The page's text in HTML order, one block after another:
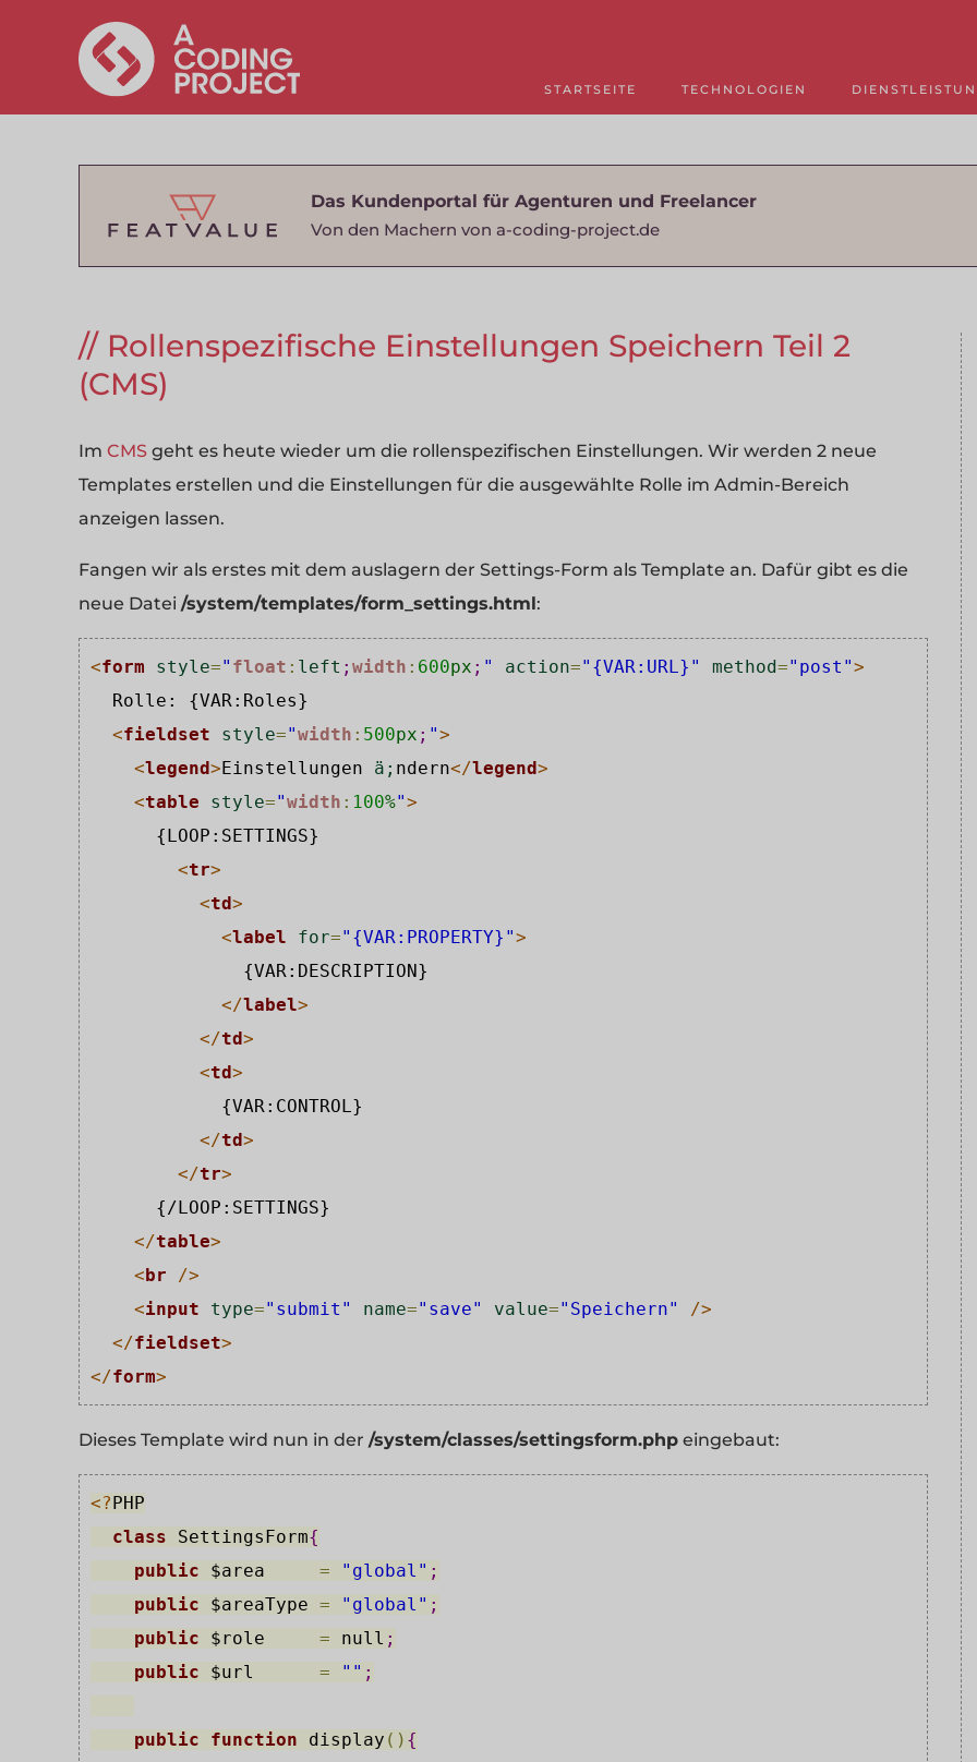
STARTSEITE TECHNOLOGIEN
Das Kundenportal für Agenturen und Freelancer
Von den Machern von a-coding-project.de
Rollenspezifische Einstellungen Speichern Teil 2
(CMS)
Im CMS geht es heute wieder um die rollenspezifischen Einstellungen. Wir werden 2 neue
Templates erstellen und die Einstellungen für die ausgewählte Rolle im Admin-Bereich
anzeigen lassen.
Fangen wir als erstes mit dem auslagern der Settings-Form als Template an. Dafür gibt es die
neue Datei /system/templates/form_settings.html:
<form style=" float : left ; width : 600px ; " action="{VAR:URL}" method="post">
  Rolle: {VAR:Roles}
<fieldset style="width : 500px ; ">
<legend>Einstellungen ä ; ndern</legend>
<table style="width : 100%">
      {LOOP:SETTINGS}
<tr>
<td>
<label for="{VAR:PROPERTY}">
              {VAR:DESCRIPTION}
</label>
</td>
<td>
            {VAR:CONTROL}
</td>
</tr>
      {/LOOP:SETTINGS}
</table>
<br
/>
<input type="submit" name="save" value="Speichern"
/>
</fieldset>
</form>
Dieses Template wird nun in der /system/classes/settingsform.php eingebaut:
<?PHP
class SettingsForm{
public
$area = "global" ;
public
$areaType = "global" ;
public
$role = null ;
public
$url = "" ;
public function display ( ) {